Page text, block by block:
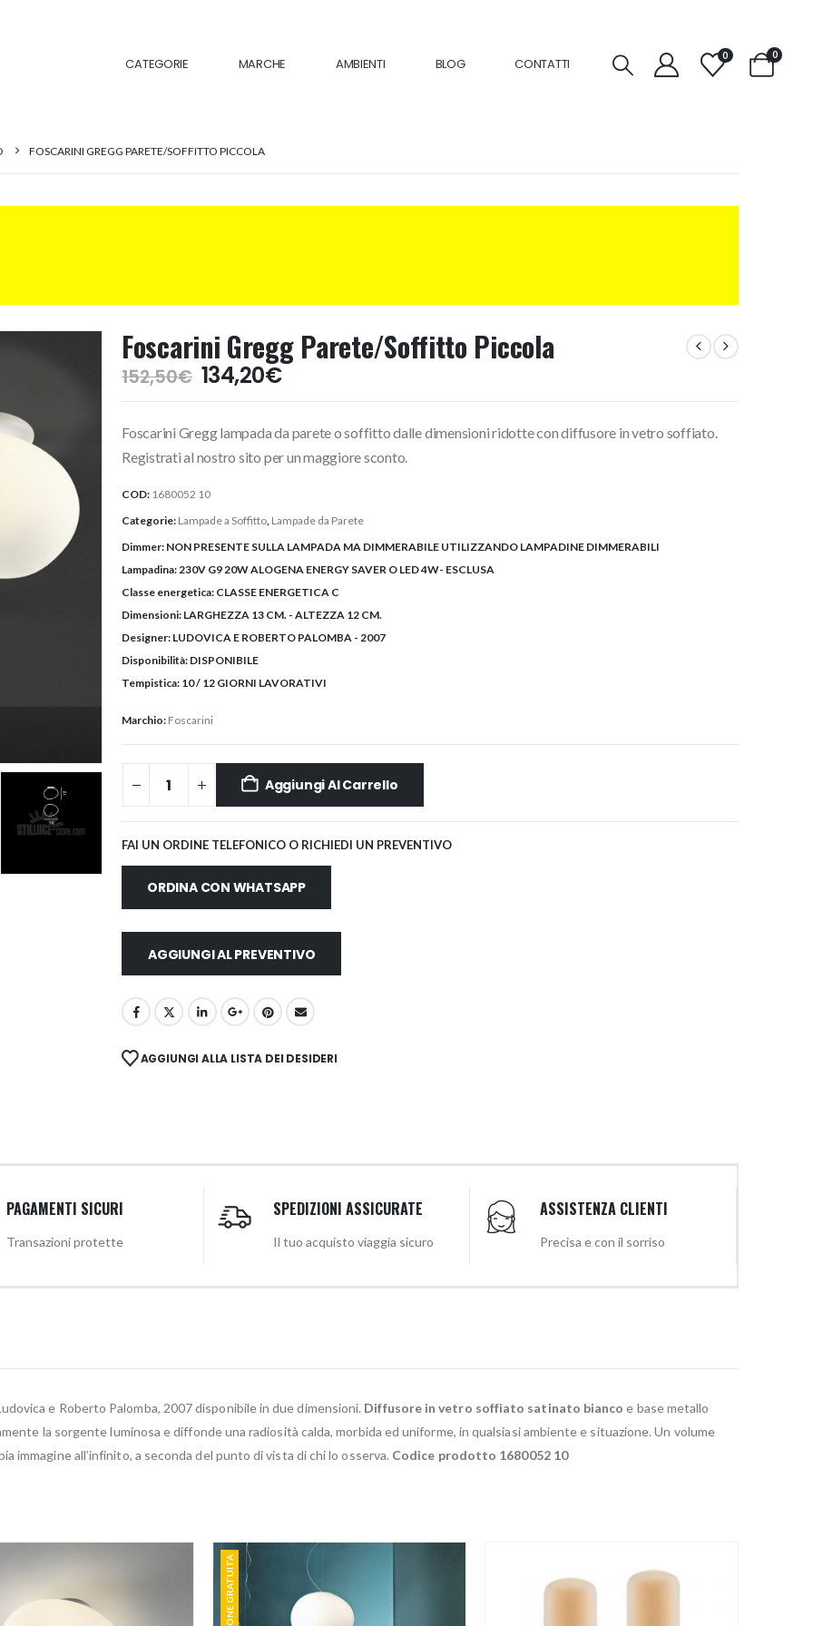
CATEGORIE MARCHE AMBIENTI BLOG CONTATTI
0 0
FOSCARINI GREGG PARETE/SOFFITTO PICCOLA
Foscarini Gregg Parete/Soffitto Piccola
152,50€ Il
prezzo
era:
152,50€.
134,20€Il
prezzo
è:
134,20€.
Foscarini Gregg lampada da parete o soffitto dalle dimensioni ridotte con diffusore in vetro soffiato.
Registrati al nostro sito per un maggiore sconto.
COD: 1680052 10
Categorie: Lampade a Soffitto Lampade da Parete
Dimmer: NON PRESENTE SULLA LAMPADA MA DIMMERABILE UTILIZZANDO LAMPADINE DIMMERABILI
Lampadina: 230V G9 20W ALOGENA ENERGY SAVER O LED 4W- ESCLUSA
Classe energetica: CLASSE ENERGETICA C
Dimensioni: LARGHEZZA 13 CM. - ALTEZZA 12 CM.
Designer: LUDOVICA E ROBERTO PALOMBA - 2007
Disponibilità: DISPONIBILE
Tempistica: 10 / 12 GIORNI LAVORATIVI
Marchio: Foscarini
Aggiungi Al Carrello
FAI UN ORDINE TELEFONICO O RICHIEDI UN PREVENTIVO
ORDINA CON WHATSAPP
AGGIUNGI AL PREVENTIVO
AGGIUNGI ALLA LISTA DEI DESIDERI
PAGAMENTI SICURI
Transazioni protette
SPEDIZIONI ASSICURATE
Il tuo acquisto viaggia sicuro
ASSISTENZA CLIENTI
Precisa e con il sorriso
e Roberto Palomba, 2007 disponibile in due dimensioni. Diffusore in vetro soffiato satinato bianco e base metallo
la sorgente luminosa e diffonde una radiosità calda, morbida ed uniforme, in qualsiasi ambiente e situazione. Un volume
immagine all’infinito, a seconda del punto di vista di chi lo osserva. Codice prodotto 1680052 10